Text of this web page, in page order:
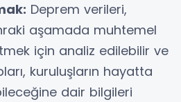
Deprem verileri,
aşamada muhtemel
için analiz edilebilir ve
kuruluşların hayatta
dair bilgileri